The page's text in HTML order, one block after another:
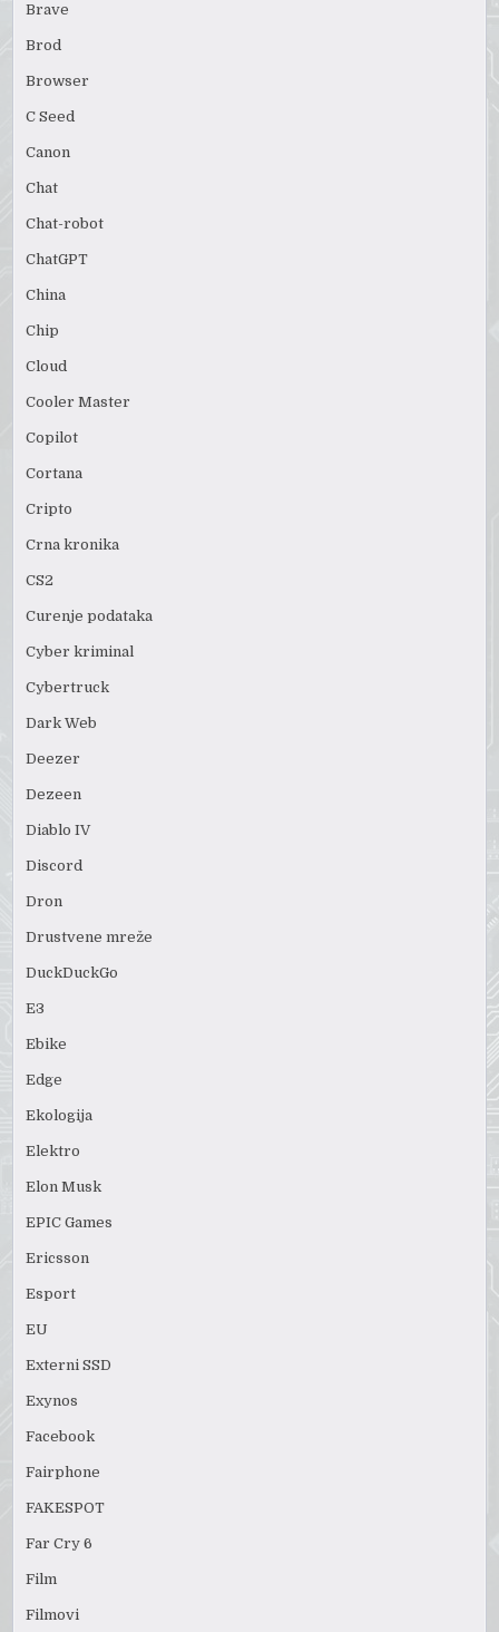
Brave
Brod
Browser
C Seed
Canon
Chat
Chat-robot
ChatGPT
China
Chip
Cloud
Cooler Master
Copilot
Cortana
Cripto
Crna kronika
CS2
Curenje podataka
Cyber kriminal
Cybertruck
Dark Web
Deezer
Dezeen
Diablo IV
Discord
Dron
Drustvene mreže
DuckDuckGo
E3
Ebike
Edge
Ekologija
Elektro
Elon Musk
EPIC Games
Ericsson
Esport
EU
Externi SSD
Exynos
Facebook
Fairphone
FAKESPOT
Far Cry 6
Film
Filmovi